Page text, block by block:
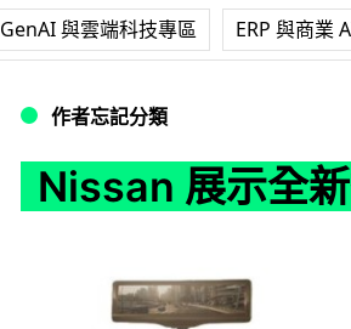
GenAI 與雲端科技專區 ERP 與商業
作者忘記分類
Nissan 展示全